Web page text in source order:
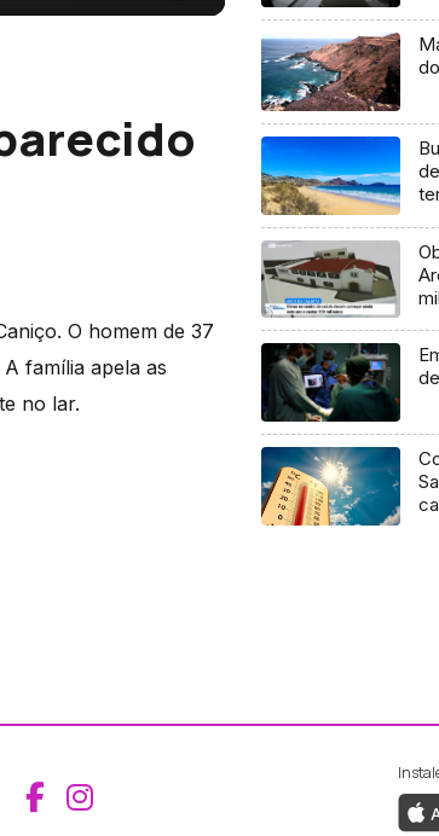
O homem de 37
família apela as
no lar.
Aceder ao Facebook da
Aceder ao Instagram da